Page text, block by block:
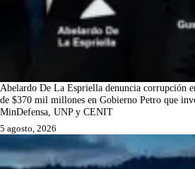
Abelardo De La Espriella denuncia corrupción
de $370 mil millones en Gobierno Petro que
MinDefensa, UNP y CENIT
5 agosto, 2026